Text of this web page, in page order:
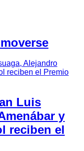
Luis
y
reciben el